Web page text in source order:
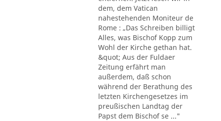
dem, dem Vatican
nahestehenden Moniteur de
Rome : „Das Schreiben billigt
Alles, was Bischof Kopp zum
Wohl der Kirche gethan hat.
&quot; Aus der Fuldaer
Zeitung erfährt man
außerdem, daß schon
während der Berathung des
letzten Kirchengesetzes im
preußischen Landtag der
Papst dem Bischof se ..."